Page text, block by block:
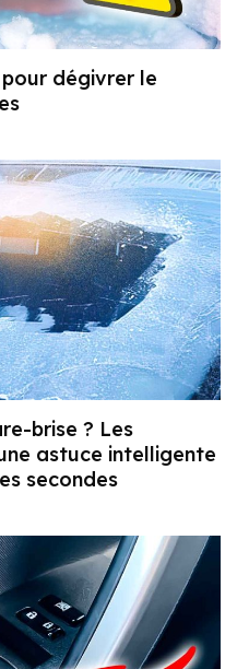
dégivrer le
brise ? Les
astuce intelligente
secondes